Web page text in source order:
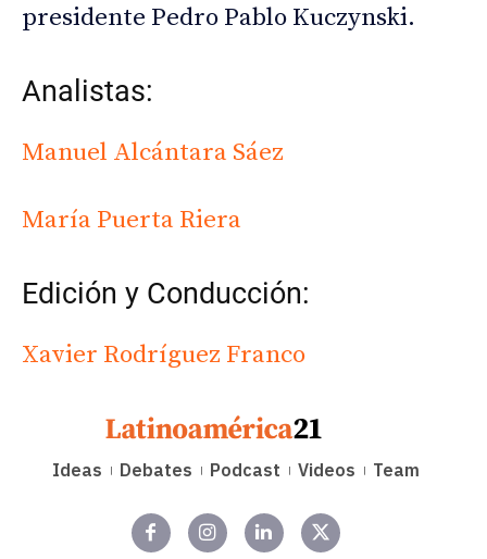
presidente Pedro Pablo Kuczynski.
Analistas:
Manuel Alcántara Sáez
María Puerta Riera
Edición y Conducción:
Xavier Rodríguez Franco
Ideas Debates Podcast Videos Team